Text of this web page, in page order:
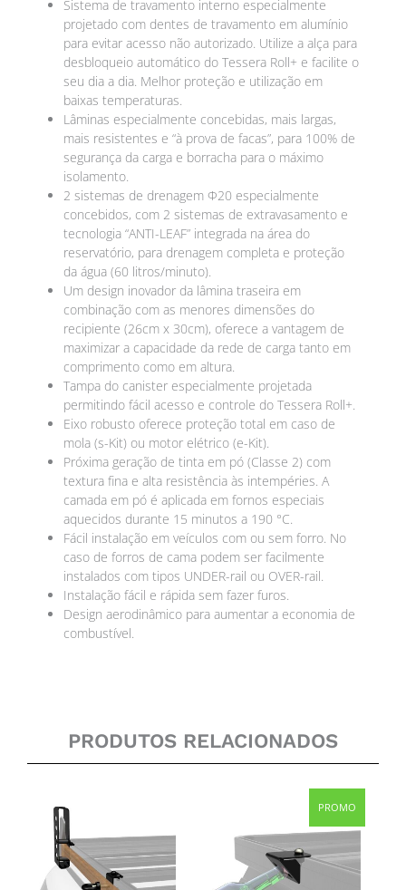
Sistema de travamento interno especialmente
projetado com dentes de travamento em alumínio
para evitar acesso não autorizado. Utilize a alça para
desbloqueio automático do Tessera Roll+ e facilite o
seu dia a dia. Melhor proteção e utilização em
baixas temperaturas.
Lâminas especialmente concebidas, mais largas,
mais resistentes e “à prova de facas”, para 100% de
segurança da carga e borracha para o máximo
isolamento.
2 sistemas de drenagem Φ20 especialmente
concebidos, com 2 sistemas de extravasamento e
tecnologia “ANTI-LEAF” integrada na área do
reservatório, para drenagem completa e proteção
da água (60 litros/minuto).
Um design inovador da lâmina traseira em
combinação com as menores dimensões do
recipiente (26cm x 30cm), oferece a vantagem de
maximizar a capacidade da rede de carga tanto em
comprimento como em altura.
Tampa do canister especialmente projetada
permitindo fácil acesso e controle do Tessera Roll+.
Eixo robusto oferece proteção total em caso de
mola (s-Kit) ou motor elétrico (e-Kit).
Próxima geração de tinta em pó (Classe 2) com
textura fina e alta resistência às intempéries. A
camada em pó é aplicada em fornos especiais
aquecidos durante 15 minutos a 190 °C.
Fácil instalação em veículos com ou sem forro. No
caso de forros de cama podem ser facilmente
instalados com tipos UNDER-rail ou OVER-rail.
Instalação fácil e rápida sem fazer furos.
Design aerodinâmico para aumentar a economia de
combustível.
PRODUTOS RELACIONADOS
PROMO
Original
price
was:
15,00 €.
Current
price
9,90 €.